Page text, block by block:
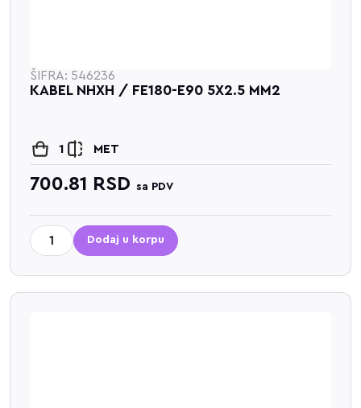
ŠIFRA: 546236
KABEL NHXH / FE180-E90 5X2.5 MM2
1 MET
700.81 RSD sa PDV
Dodaj u korpu